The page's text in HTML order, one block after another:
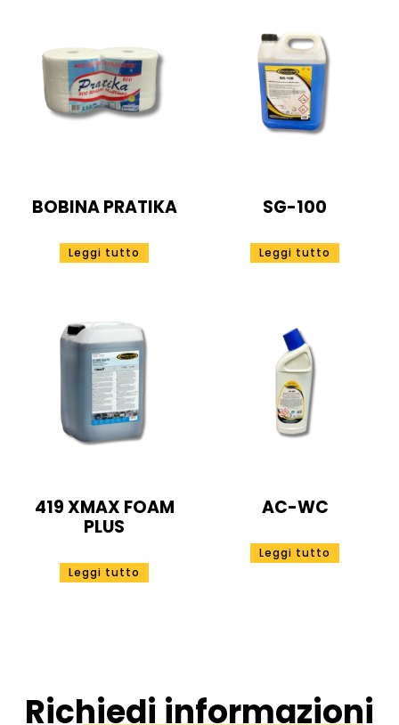
BOBINA PRATIKA
Leggi tutto
SG-100
Leggi tutto
419 XMAX FOAM
PLUS
Leggi tutto
AC-WC
Leggi tutto
Richiedi informazioni